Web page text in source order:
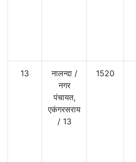
13 नालन्दा/
नगर
पंचायत,
एकंगरसराय
/ 13
1520